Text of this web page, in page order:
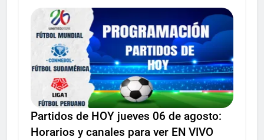
Partidos de HOY jueves 06 de agosto:
Horarios y canales para ver EN VIVO